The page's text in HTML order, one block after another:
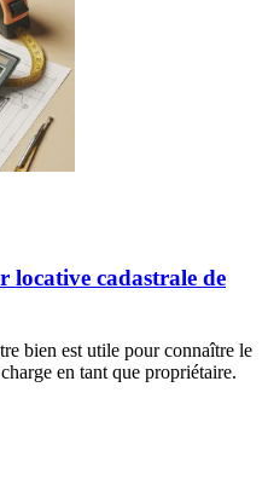
locative cadastrale de
bien est utile pour connaître le
en tant que propriétaire.